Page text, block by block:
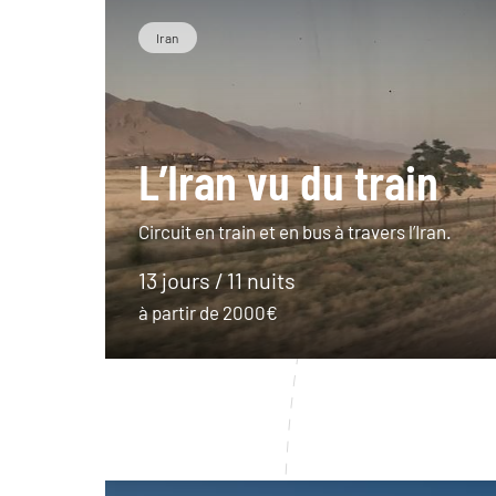
Iran
L’Iran vu du train
Circuit en train et en bus à travers l’Iran.
13 jours / 11 nuits
à partir de 2000€